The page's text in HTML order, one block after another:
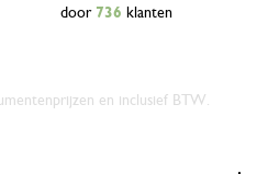
door 736 klanten
en inclusief BTW.